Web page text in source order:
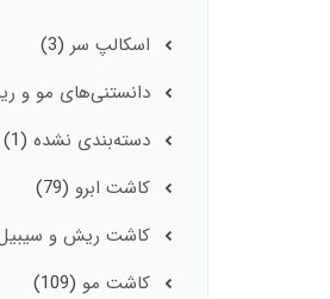
اسکالپ سر (3)
دانستنی‌های مو و
دسته‌بندی نشده (1)
کاشت ابرو (79)
کاشت ریش و
کاشت مو (109)